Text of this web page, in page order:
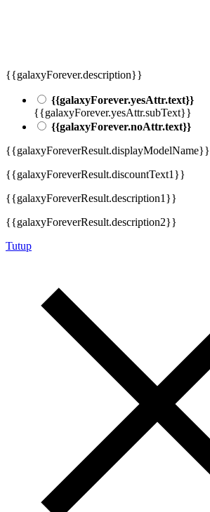
{{galaxyForever.description}}
{{galaxyForever.yesAttr.text}}
{{galaxyForever.yesAttr.subText}}
{{galaxyForever.noAttr.text}}
{{galaxyForeverResult.displayModelName}}
{{galaxyForeverResult.discountText1}}
{{galaxyForeverResult.description1}}
{{galaxyForeverResult.description2}}
Tutup